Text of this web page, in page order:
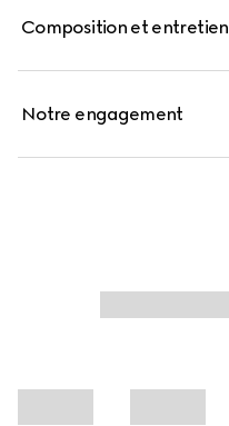
Composition et entretien
Notre engagement